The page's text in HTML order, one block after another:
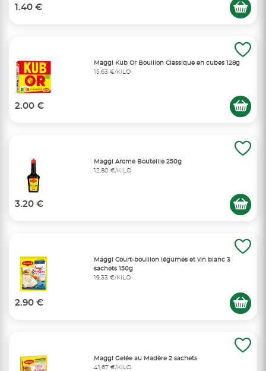
1.40 €
Maggi Kub Or Bouillon Classique en cubes 128g
15,63 €/KILO
2.00 €
Maggi Arome Bouteille 250g
12,80 €/KILO
3.20 €
Maggi Court-bouillon légumes et vin blanc 3
sachets 150g
19,33 €/KILO
2.90 €
Maggi Gelée au Madère 2 sachets
41,67 €/KILO